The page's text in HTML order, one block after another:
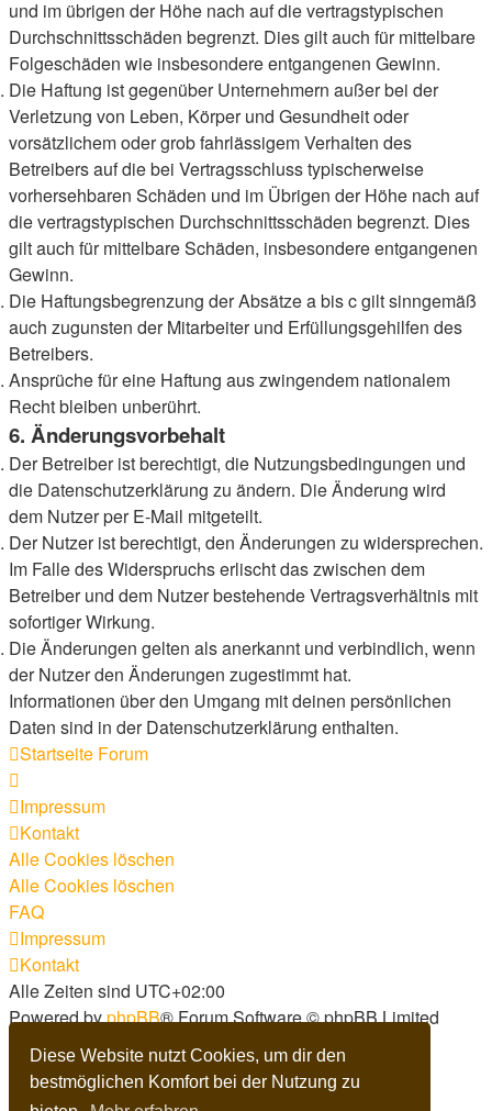
Diese Website nutzt Cookies, um dir den
bestmöglichen Komfort bei der Nutzung zu
und im übrigen der Höhe nach auf die vertragstypischen
Durchschnittsschäden begrenzt. Dies gilt auch für mittelbare
Folgeschäden wie insbesondere entgangenen Gewinn.
Die Haftung ist gegenüber Unternehmern außer bei der
Verletzung von Leben, Körper und Gesundheit oder
vorsätzlichem oder grob fahrlässigem Verhalten des
Betreibers auf die bei Vertragsschluss typischerweise
vorhersehbaren Schäden und im Übrigen der Höhe nach auf
die vertragstypischen Durchschnittsschäden begrenzt. Dies
gilt auch für mittelbare Schäden, insbesondere entgangenen
Gewinn.
Die Haftungsbegrenzung der Absätze a bis c gilt sinngemäß
auch zugunsten der Mitarbeiter und Erfüllungsgehilfen des
Betreibers.
Ansprüche für eine Haftung aus zwingendem nationalem
Recht bleiben unberührt.
6. Änderungsvorbehalt
Der Betreiber ist berechtigt, die Nutzungsbedingungen und
die Datenschutzerklärung zu ändern. Die Änderung wird
dem Nutzer per E-Mail mitgeteilt.
Der Nutzer ist berechtigt, den Änderungen zu widersprechen.
Im Falle des Widerspruchs erlischt das zwischen dem
Betreiber und dem Nutzer bestehende Vertragsverhältnis mit
sofortiger Wirkung.
Die Änderungen gelten als anerkannt und verbindlich, wenn
der Nutzer den Änderungen zugestimmt hat.
Informationen über den Umgang mit deinen persönlichen
Daten sind in der Datenschutzerklärung enthalten.
Startseite Forum
Impressum
Kontakt
Alle Cookies löschen
Alle Cookies löschen
FAQ
Impressum
Kontakt
Alle Zeiten sind UTC+02:00
Powered byphpBB® Forum Software © phpBB Limited
Deutsche Übersetzung durch
phpBB.de
Dark Vision ©Kirk
Datenschutz |Nutzungsbedingungen